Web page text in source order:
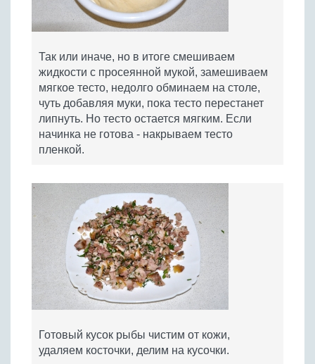
Так или иначе, но в итоге смешиваем
жидкости с просеянной мукой, замешиваем
мягкое тесто, недолго обминаем на столе,
чуть добавляя муки, пока тесто перестанет
липнуть. Но тесто остается мягким. Если
начинка не готова - накрываем тесто
пленкой.
Готовый кусок рыбы чистим от кожи,
удаляем косточки, делим на кусочки.